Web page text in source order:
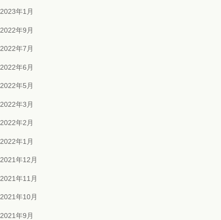
2023年1月
2022年9月
2022年7月
2022年6月
2022年5月
2022年3月
2022年2月
2022年1月
2021年12月
2021年11月
2021年10月
2021年9月